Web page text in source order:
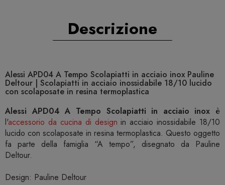
Descrizione
Alessi APD04 A Tempo Scolapiatti in acciaio inox Pauline
Deltour | Scolapiatti in acciaio inossidabile 18/10 lucido
con scolaposate in resina termoplastica
Alessi APD04 A Tempo Scolapiatti in acciaio inox è
l'accessorio da cucina di design in acciaio inossidabile 18/10
lucido con scolaposate in resina termoplastica. Questo oggetto
fa parte della famiglia “A tempo”, disegnato da Pauline
Deltour.
Design: Pauline Deltour